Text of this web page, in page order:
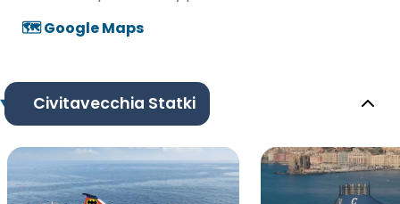
🗺️ Google Maps
Civitavecchia Statki